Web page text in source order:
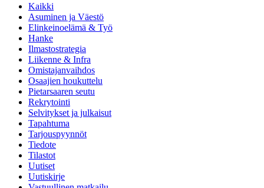
Kaikki
Asuminen ja Väestö
Elinkeinoelämä & Työ
Hanke
Ilmastostrategia
Liikenne & Infra
Omistajanvaihdos
Osaajien houkuttelu
Pietarsaaren seutu
Rekrytointi
Selvitykset ja julkaisut
Tapahtuma
Tarjouspyynnöt
Tiedote
Tilastot
Uutiset
Uutiskirje